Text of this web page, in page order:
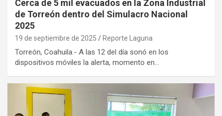
Cerca de 5 mil evacuados en la Zona Industrial
de Torreón dentro del Simulacro Nacional
2025
19 de septiembre de 2025 Reporte Laguna
Torreón, Coahuila.- A las 12 del día sonó en los
dispositivos móviles la alerta, momento en…